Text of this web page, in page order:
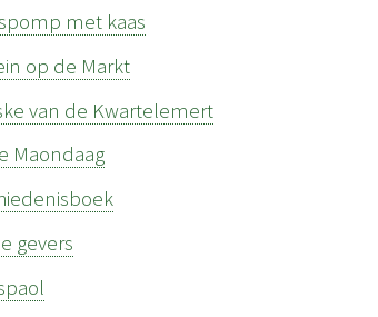
met kaas
op de Markt
van de Kwartelemert
Maondaag
gevers